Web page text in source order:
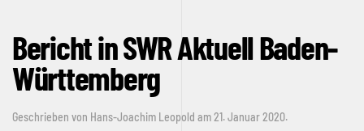
Bericht in SWR Aktuell Baden-
Württemberg
Geschrieben von Hans-Joachim Leopold am21. Januar 2020.